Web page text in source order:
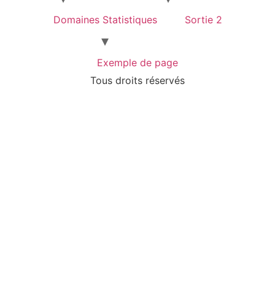
Domaines Statistiques Sortie 2
Exemple de page
Tous droits réservés